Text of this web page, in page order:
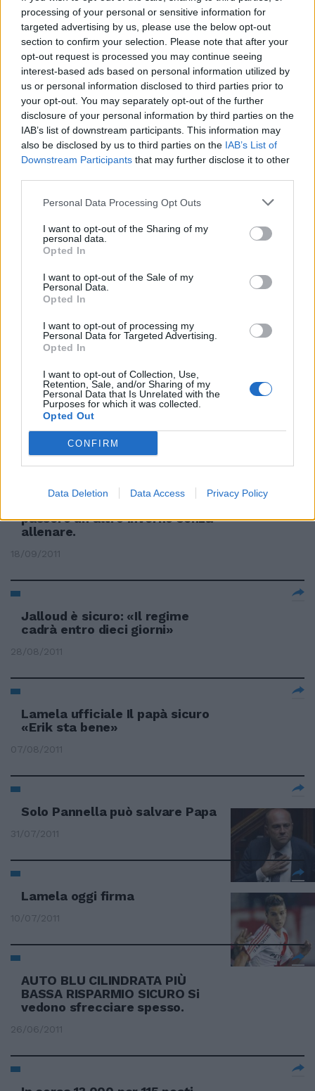
processing of your personal or sensitive information for
targeted advertising by us, please use the below opt-out
section to confirm your selection. Please note that after your
opt-out request is processed you may continue seeing
interest-based ads based on personal information utilized by
us or personal information disclosed to third parties prior to
your opt-out. You may separately opt-out of the further
disclosure of your personal information by third parties on the
IAB’s list of downstream participants. This information may
also be disclosed by us to third parties on the IAB’s List of
Downstream Participants that may further disclose it to other
Personal Data Processing Opt Outs
I want to opt-out of the Sharing of my
personal data.
Opted In
I want to opt-out of the Sale of my
Personal Data.
Opted In
I want to opt-out of processing my
Personal Data for Targeted Advertising.
Opted In
I want to opt-out of Collection, Use,
Retention, Sale, and/or Sharing of my
Personal Data that Is Unrelated with the
Purposes for which it was collected.
Opted Out
CONFIRM
Data Deletion Data Access Privacy Policy
Agenti in borghese nei
supermercati Al via Natale
sicuro
04/12/2011
Settantatre persone arrestate è
del Comando provinciale a soli
due giorni dall'attuazione del
dispositivo «Natale Sicuro».
04/12/2011
Patto Regione-Viminale Il Lazio è
più sicuro
30/11/2011
Giovedì il voto segreto
sull'arresto di Milanese
25/09/2011
LIPPI «Non passo un altro
passerò un altro inverno senza
allenare.
18/09/2011
Jalloud è sicuro: «Il regime
cadrà entro dieci giorni»
28/08/2011
Lamela ufficiale Il papà sicuro
«Erik sta bene»
07/08/2011
Solo Pannella può salvare Papa
31/07/2011
Lamela oggi firma
10/07/2011
AUTO BLU CILINDRATA PIÙ
BASSA RISPARMIO SICURO Si
vedono sfrecciare spesso.
26/06/2011